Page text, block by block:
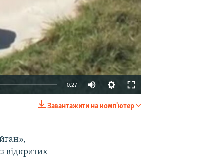
0:27
Завантажити на комп'ютер
відкритих